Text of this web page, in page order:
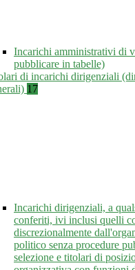
Incarichi amministrativi di
pubblicare in tabelle)
di incarichi dirigenziali
17
Incarichi dirigenziali, a
conferiti, ivi inclusi quelli
discrezionalmente
politico senza procedure
selezione e titolari di